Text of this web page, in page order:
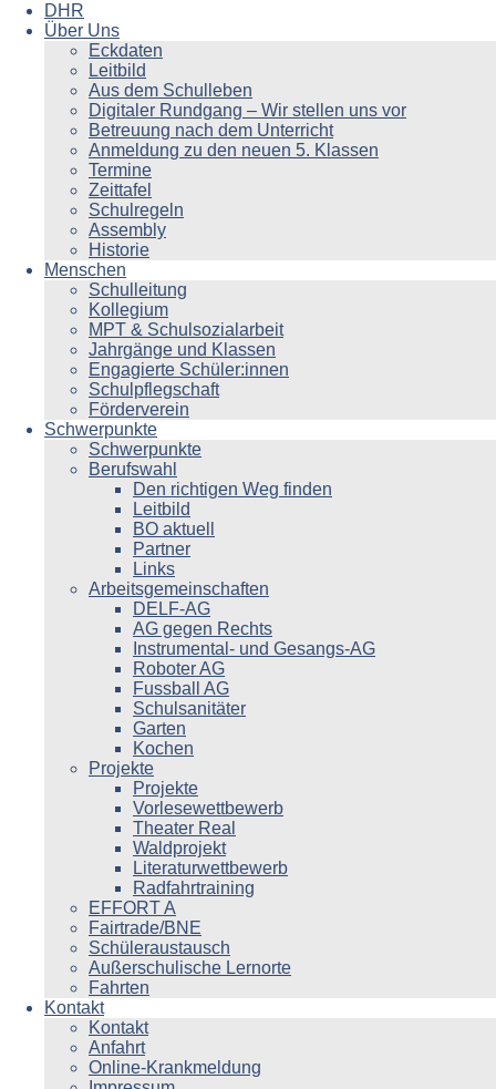
DHR
Über Uns
Eckdaten
Leitbild
Aus dem Schulleben
Digitaler Rundgang – Wir stellen uns vor
Betreuung nach dem Unterricht
Anmeldung zu den neuen 5. Klassen
Termine
Zeittafel
Schulregeln
Assembly
Historie
Menschen
Schulleitung
Kollegium
MPT & Schulsozialarbeit
Jahrgänge und Klassen
Engagierte Schüler:innen
Schulpflegschaft
Förderverein
Schwerpunkte
Schwerpunkte
Berufswahl
Den richtigen Weg finden
Leitbild
BO aktuell
Partner
Links
Arbeitsgemeinschaften
DELF-AG
AG gegen Rechts
Instrumental- und Gesangs-AG
Roboter AG
Fussball AG
Schulsanitäter
Garten
Kochen
Projekte
Projekte
Vorlesewettbewerb
Theater Real
Waldprojekt
Literaturwettbewerb
Radfahrtraining
EFFORT A
Fairtrade/BNE
Schüleraustausch
Außerschulische Lernorte
Fahrten
Kontakt
Kontakt
Anfahrt
Online-Krankmeldung